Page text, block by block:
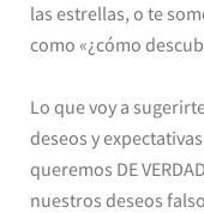
las estrellas, o te
como «¿cómo
Lo que voy a
deseos y
queremos DE
nuestros deseos